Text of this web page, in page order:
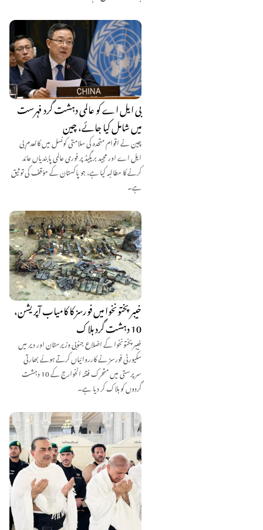
بی ایل اے کو عالمی دہشت گرد فہرست
میں شامل کیا جائے، چین
چین نے اقوام متحدہ کی سلامتی کونسل میں کالعدم بی
ایل اے اور مجید بریگیڈ پر فوری عالمی پابندیاں عائد
کرنے کا مطالبہ کیا ہے، جو پاکستان کے مؤقف کی توثیق
ہے۔
خیبرپختونخوا میں فورسز کا کامیاب آپریشن،
10 دہشت گرد ہلاک
خیبرپختونخوا کے اضلاع جنوبی وزیرستان اور دیر میں
سکیورٹی فورسز نے کارروائیاں کرتے ہوئے بھارتی
سرپرستی میں متحرک فتنہ الخوارج کے 10 دہشت
گردوں کو ہلاک کر دیا ہے۔